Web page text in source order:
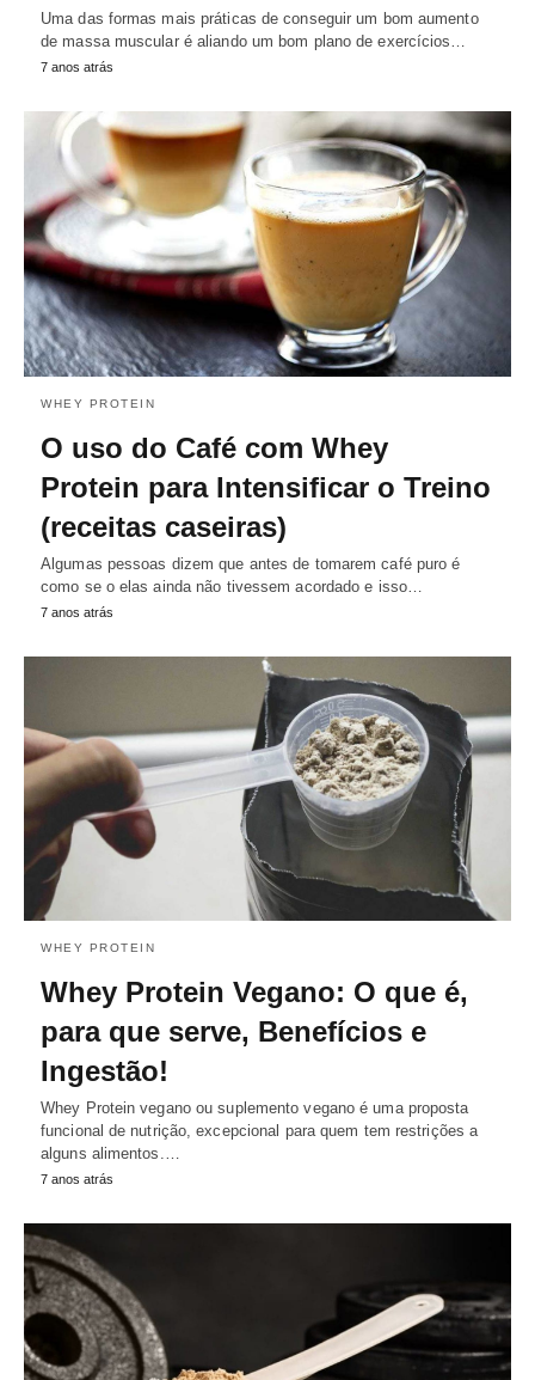
Uma das formas mais práticas de conseguir um bom aumento
de massa muscular é aliando um bom plano de exercícios…
7 anos atrás
WHEY PROTEIN
O uso do Café com Whey
Protein para Intensificar o Treino
(receitas caseiras)
Algumas pessoas dizem que antes de tomarem café puro é
como se o elas ainda não tivessem acordado e isso…
7 anos atrás
WHEY PROTEIN
Whey Protein Vegano: O que é,
para que serve, Benefícios e
Ingestão!
Whey Protein vegano ou suplemento vegano é uma proposta
funcional de nutrição, excepcional para quem tem restrições a
alguns alimentos.…
7 anos atrás